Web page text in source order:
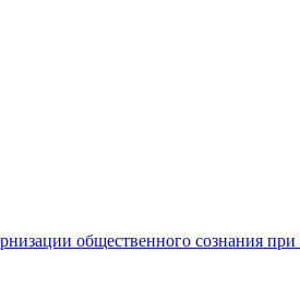
общественного сознания при